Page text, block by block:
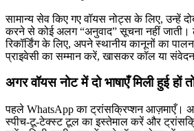
सामान्य सेव किए गए वॉयस नोट्स के लिए, उन्हें
करने से कोई अलग “अनुवाद” सूचना नहीं जाती।
रिकॉर्डिंग के लिए, अपने स्थानीय कानूनों का
प्राइवेसी का सम्मान करें, खासकर कॉल या
अगर वॉयस नोट में दो भाषाएँ मिली हुई हों
पहले WhatsApp का ट्रांसक्रिप्शन आज़माएँ।
स्पीच-टू-टेक्स्ट टूल का इस्तेमाल करें और